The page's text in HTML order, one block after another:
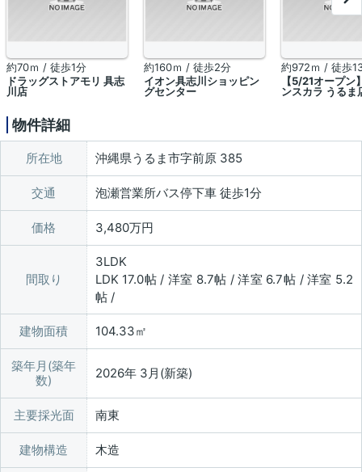
約70ｍ / 徒歩1分
ドラッグストアモリ 具志
川店
約160ｍ / 徒歩2分
イオン具志川ショッピン
グセンター
約972ｍ / 徒歩
【5/21オープン
ンスカラ うるま
物件詳細
所在地 沖縄県うるま市字前原 385
交通 泡瀬営業所バス停下車 徒歩1分
価格 3,480万円
間取り
3LDK
LDK 17.0帖 / 洋室 8.7帖 / 洋室 6.7帖 / 洋室 5.2
帖 /
建物面積 104.33㎡
築年月(築年
数)
2026年 3月(新築)
主要採光面 南東
建物構造 木造